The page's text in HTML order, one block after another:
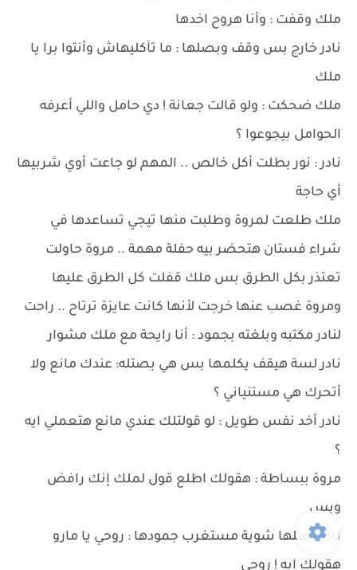
ملك وقفت : وأنا هروح اخدها
نادر خارج بس وقف وبصلها : ما تآكليهاش وأنتوا برا يا
ملك
ملك ضحكت : ولو قالت جعانة ! دي حامل واللي أعرفه
الحوامل بيجوعوا ؟
نادر : نور بطلت أكل خالص .. المهم لو جاعت أوي شربيها
أي حاجة
ملك طلعت لمروة وطلبت منها تيجي تساعدها في
شراء فستان هتحضر بيه حفلة مهمة .. مروة حاولت
تعتذر بكل الطرق بس ملك قفلت كل الطرق عليها
ومروة غصب عنها خرجت لأنها كانت عايزة ترتاح .. راحت
لنادر مكتبه وبلغته بجمود : أنا رايحة مع ملك مشوار
نادر لسة هيقف يكلمها بس هي بصتله: عندك مانع ولا
أتحرك هي مستنياني ؟
نادر أخد نفس طويل : لو قولتلك عندي مانع هتعملي ايه
؟
مروة ببساطة : هقولك اطلع قول لملك إنك رافض
وبس
نادر بصلها شوية مستغرب جمودها : روحي يا مارو
هقولك ايه ! روحي